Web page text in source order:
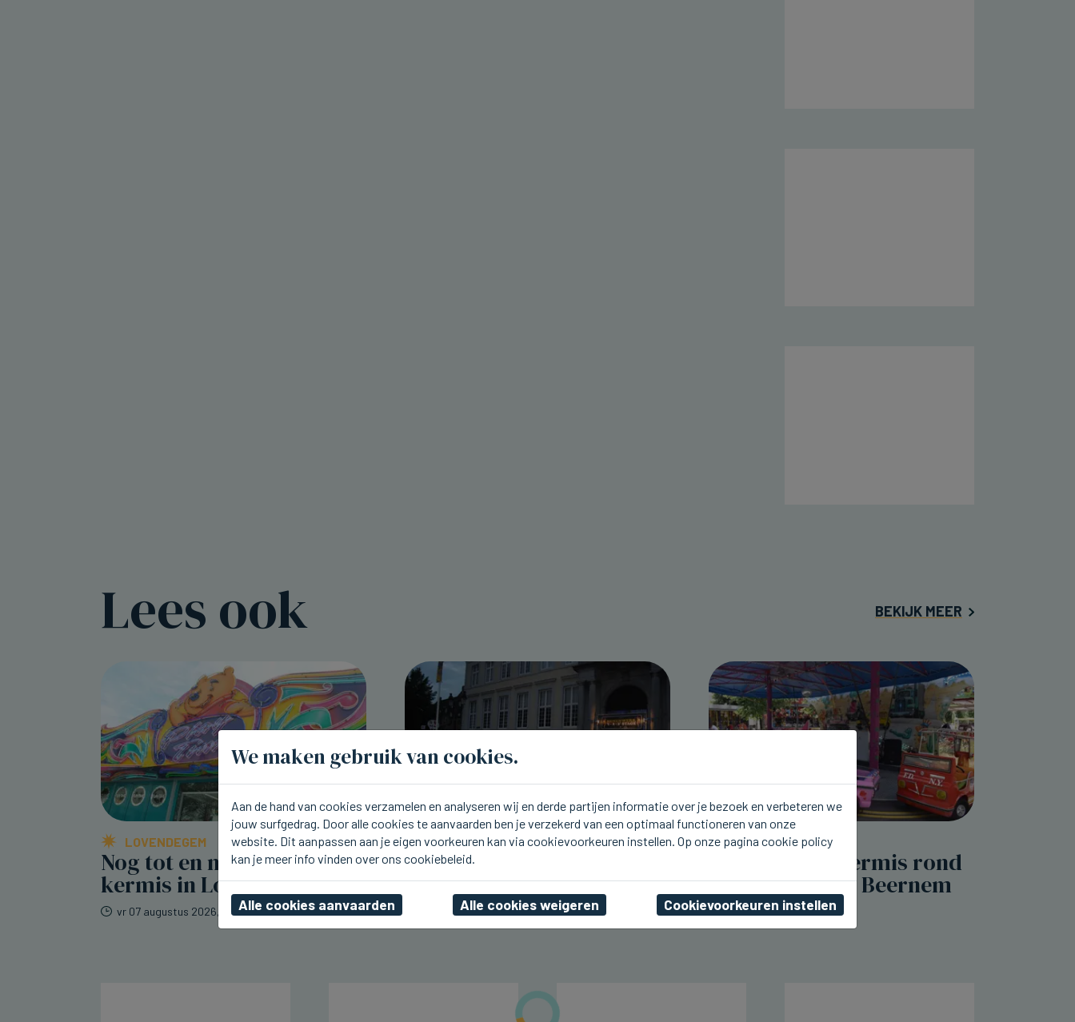
Lees ook BEKIJK MEER
LOVENDEGEM
Nog tot en met maandag
kermis in Lovendegem
vr 07 augustus 2026, 20:56
BRUGGE
Morgen zaterdag is er
Benenwerk in Brugge
vr 07 augustus 2026, 20:39
BEERNEM
Dit weekend kermis rond
het station van Beernem
vr 07 augustus 2026, 20:17
We maken gebruik van cookies.
Aan de hand van cookies verzamelen en analyseren wij en derde partijen informatie over je bezoek en verbeteren we
jouw surfgedrag. Door alle cookies te aanvaarden ben je verzekerd van een optimaal functioneren van onze
website. Dit aanpassen aan je eigen voorkeuren kan via cookievoorkeuren instellen. Op onze pagina cookie policy
kan je meer info vinden over ons cookiebeleid.
Alle cookies aanvaarden Alle cookies weigeren Cookievoorkeuren instellen